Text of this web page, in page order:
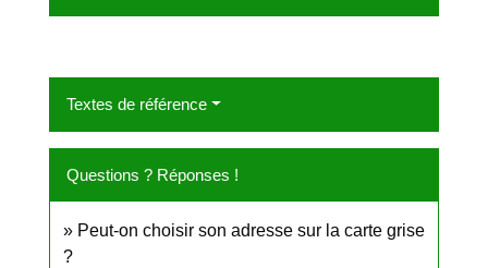
Textes de référence
Questions ? Réponses !
Peut-on choisir son adresse sur la carte grise
?